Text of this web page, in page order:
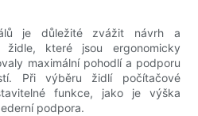
je důležité zvážit návrh a
které jsou ergonomicky
maximální pohodlí a podporu
Při výběru židlí počítačové
funkce, jako je výška
podpora.